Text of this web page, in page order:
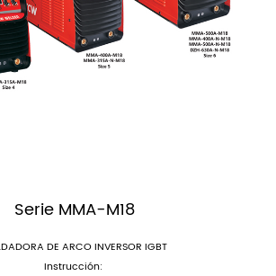
Serie MMA-M18
DE ARCO INVERSOR IGBT
Instrucción: